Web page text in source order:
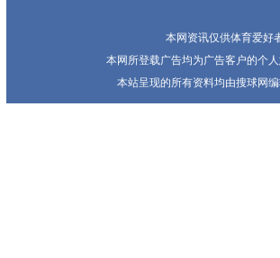
本网资讯仅供体育爱好
本网所登载广告均为广告客户的个
本站呈现的所有资料均由搜球网